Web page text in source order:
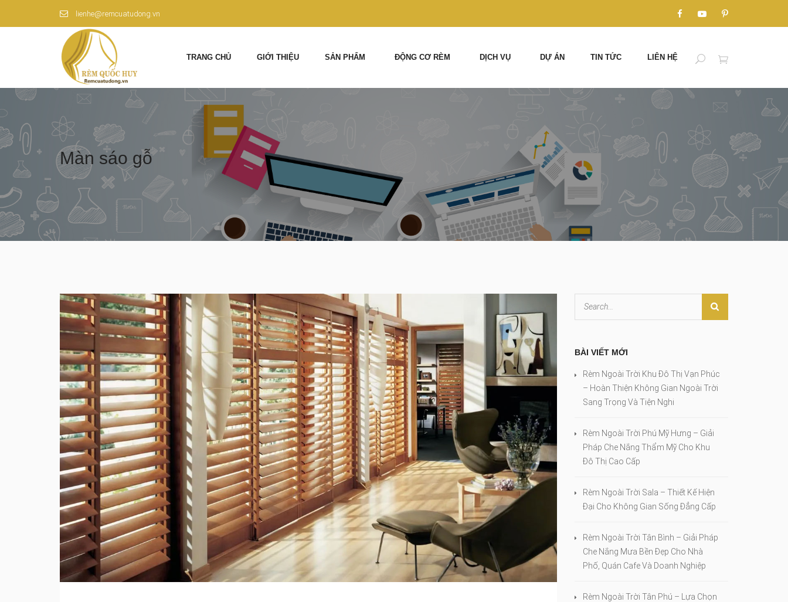
lienhe@remcuatudong.vn
TRANG CHỦ GIỚI THIỆU SẢN PHẨM ĐỘNG CƠ RÈM DỊCH VỤ DỰ ÁN TIN TỨC LIÊN HỆ
Màn sáo gỗ
BÀI VIẾT MỚI
Rèm Ngoài Trời Khu Đô Thị Vạn Phúc
– Hoàn Thiện Không Gian Ngoài Trời
Sang Trọng Và Tiện Nghi
Rèm Ngoài Trời Phú Mỹ Hưng – Giải
Pháp Che Nắng Thẩm Mỹ Cho Khu
Đô Thị Cao Cấp
Rèm Ngoài Trời Sala – Thiết Kế Hiện
Đại Cho Không Gian Sống Đẳng Cấp
Rèm Ngoài Trời Tân Bình – Giải Pháp
Che Nắng Mưa Bền Đẹp Cho Nhà
Phố, Quán Cafe Và Doanh Nghiệp
Rèm Ngoài Trời Tân Phú – Lựa Chọn